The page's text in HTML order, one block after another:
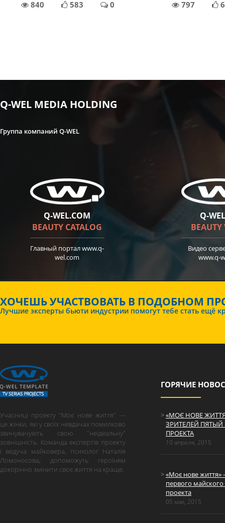
840 583 0 797
Q-WEL MEDIA HOLDING
Группа компаний Q-WEL
Q-WEL.COM
BEAUTY CATALOG
Главный порталwww.q-
wel.com
Q-
BEAUTY
Видео
www.q-
ХОЧЕШЬ УЧАСТВОВАТЬ В ПОДОБНОМ
Лучшие эксперты бьюти индустрии помогут тебе стать ещё
Учасниці проекту "Моє нове життя" —
це жінки, які у своїх невдачах помилково
звинувачують свою "неідеальну"
зовнішність. Команда експертів проекту
і ведуча майковера, психолог Наталія
Ломоносова, допоможуть героїням
докорінно змінити своє життя на краще.
ГОРЯЧИЕ
«МОЄ НОВЕ
ЗРИТЕЛЕЙ
ПРОЕКТА
10 апреля, 2015
«Моє нове життя»
первого
проекта
05 мая, 2015